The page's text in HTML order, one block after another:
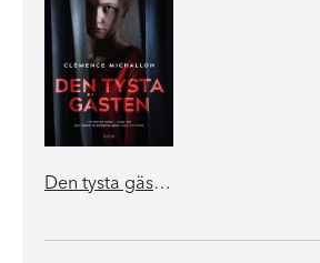
Den tysta gästen